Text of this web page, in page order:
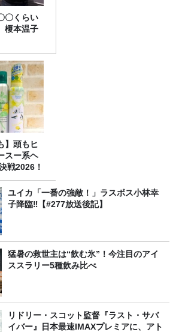
〇くらい
榎本温子
】頭もヒ
スー系ヘ
戦2026！
ユイカ「一番の強敵！」ラスボス小林幸
子降臨‼【#277放送後記】
猛暑の救世主は“飲む氷”！今注目のアイ
ススラリー5種飲み比べ
リドリー・スコット監督『ラスト・サバ
イバー』日本最速IMAXプレミアに、アト